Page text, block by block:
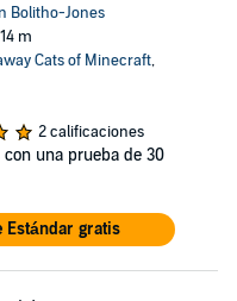
Bolitho-Jones
m
Cats of Minecraft,
2 calificaciones
con una prueba de 30
Estándar gratis